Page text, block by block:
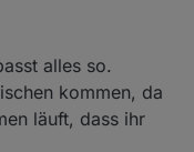
alles so.
kommen, da
läuft, dass ihr